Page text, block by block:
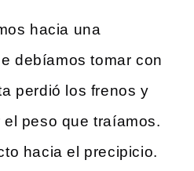
hacia una
debíamos tomar con
perdió los frenos y
peso que traíamos.
hacia el precipicio.